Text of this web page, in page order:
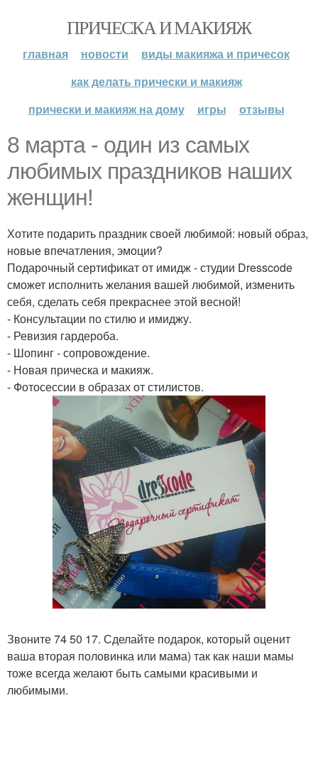
ПРИЧЕСКА И МАКИЯЖ
главная новости
виды макияжа и причесок
как делать прически и макияж
прически и макияж на дому
игры отзывы
8 марта - один из самых
любимых праздников наших
женщин!
Хотите подарить праздник своей любимой: новый образ,
новые впечатления, эмоции?
Подарочный сертификат от имидж - студии Dresscode
сможет исполнить желания вашей любимой, изменить
себя, сделать себя прекраснее этой весной!
- Консультации по стилю и имиджу.
- Ревизия гардероба.
- Шопинг - сопровождение.
- Новая прическа и макияж.
- Фотосессии в образах от стилистов.
Звоните 74 50 17. Сделайте подарок, который оценит
ваша вторая половинка или мама) так как наши мамы
тоже всегда желают быть самыми красивыми и
любимыми.